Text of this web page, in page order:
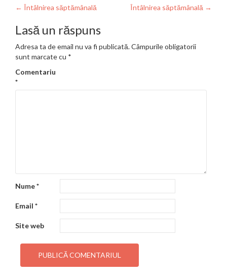
Navigare
în
articole
← Întâlnirea săptămânală Întâlnirea săptămânală →
Lasă un răspuns
Adresa ta de email nu va fi publicată.Câmpurile obligatorii
sunt marcate cu *
Comentariu
*
Nume*
Email *
Site web